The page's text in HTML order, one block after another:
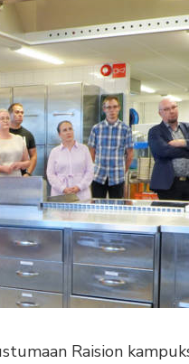
Raision